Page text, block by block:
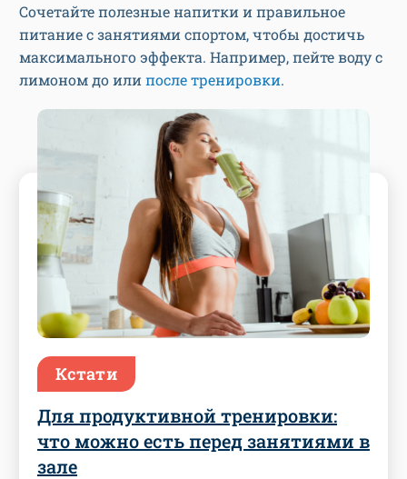
Сочетайте полезные напитки и правильное
питание с занятиями спортом, чтобы достичь
максимального эффекта. Например, пейте воду с
лимоном до или после тренировки.
Кстати
Для продуктивной тренировки:
что можно есть перед занятиями в
зале